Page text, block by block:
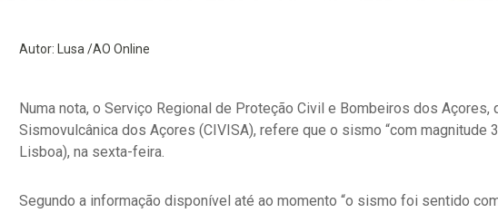
Autor: Lusa /AO Online
Numa nota, o Serviço Regional de Proteção Civil e Bombeiros dos
Sismovulcânica dos Açores (CIVISA), refere que o sismo “com magnitude
Lisboa), na sexta-feira.
Segundo a informação disponível até ao momento “o sismo foi sentido